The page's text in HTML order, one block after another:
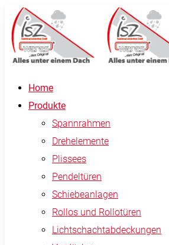
Home
Produkte
Spannrahmen
Drehelemente
Plissees
Pendeltüren
Schiebeanlagen
Rollos und Rollotüren
Lichtschachtabdeckungen